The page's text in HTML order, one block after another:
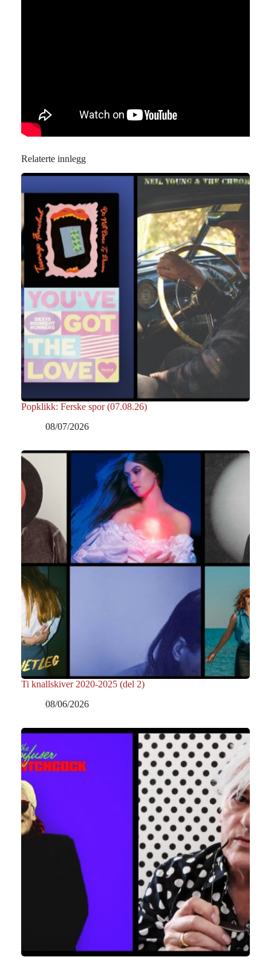
Relaterte innlegg
Popklikk: Ferske spor (07.08.26)
08/07/2026
Ti knallskiver 2020-2025 (del 2)
08/06/2026